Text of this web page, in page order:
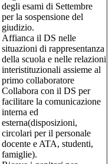
degli esami di Settembre
per la sospensione del
giudizio.
Affianca il DS nelle
situazioni di rappresentanza
della scuola e nelle relazioni
interistituzionali assieme al
primo collaboratore
Collabora con il DS per
facilitare la comunicazione
interna ed
esterna(disposizioni,
circolari per il personale
docente e ATA, studenti,
famiglie).